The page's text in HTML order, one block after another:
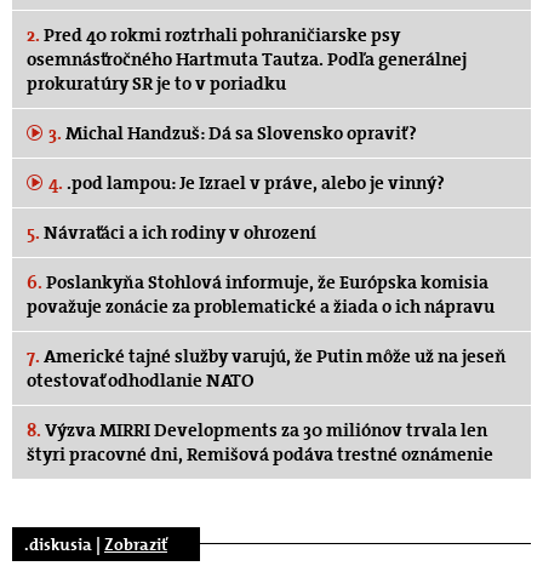
2. Pred 40 rokmi roztrhali pohraničiarske psy
osemnásťročného Hartmuta Tautza. Podľa generálnej
prokuratúry SR je to v poriadku
3. Michal Handzuš: Dá sa Slovensko opraviť?
4. .pod lampou: Je Izrael v práve, alebo je vinný?
5. Návraťáci a ich rodiny v ohrození
6. Poslankyňa Stohlová informuje, že Európska komisia
považuje zonácie za problematické a žiada o ich nápravu
7. Americké tajné služby varujú, že Putin môže už na jeseň
otestovať odhodlanie NATO
8. Výzva MIRRI Developments za 30 miliónov trvala len
štyri pracovné dni, Remišová podáva trestné oznámenie
.diskusia | Zobraziť